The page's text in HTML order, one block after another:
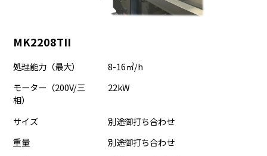
MK2208TII
処理能力（最大）
8-16㎥/h
モーター（200V/三
相）
22kW
サイズ
別途御打ち合わせ
重量
別途御打ち合わせ